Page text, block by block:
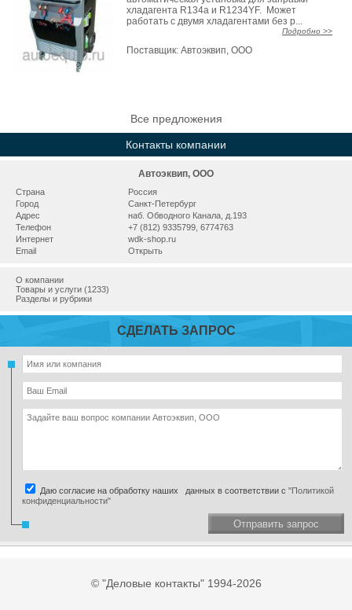
хладагента R134a и R1234YF. Может
работать с двумя хладагентами без р...
Подробно >>
Поставщик:Автоэквип, ООО
Все предложения
Контакты компании
Автоэквип, ООО
Страна
Россия
Город
Санкт-Петербург
Адрес
наб. Обводного Канала, д.193
Телефон
+7 (812) 9335799, 6774763
Интернет
wdk-shop.ru
Email
Открыть
О компании
Товары и услуги (1233)
Разделы и рубрики
СДЕЛАТЬ ЗАПРОС
Даю согласие на обработку наших данных в соответствии с "Политикой
конфиденциальности"
Отправить запрос
© "Деловые контакты" 1994-2026